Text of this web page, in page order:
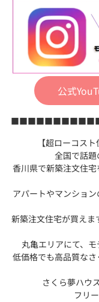
公式
【超ローコス
全国で話題
香川県で新築注文住
アパートやマンショ
新築注文住宅が買え
丸亀エリアにて、
低価格でも高品質な
さくら夢ハウ
フリ